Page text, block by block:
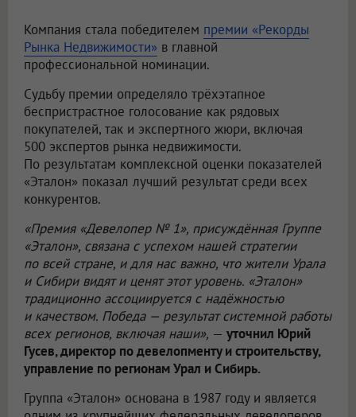
Компания стала победителем премии «Рекорды
Рынка Недвижимости» в главной
профессиональной номинации.
Судьбу премии определяло трёхэтапное
беспристрастное голосование как рядовых
покупателей, так и экспертного жюри, включая
500 экспертов рынка недвижимости.
По результатам комплексной оценки показателей
«Эталон» показал лучший результат среди всех
конкурентов.
«Премия «Девелопер № 1», присуждённая Группе
«Эталон», связана с успехом нашей стратегии
по всей стране, и для нас важно, что жители Урала
и Сибири видят и ценят этот уровень. «Эталон»
традиционно ассоциируется с надёжностью
и качеством. Победа — результат системной работы
всех регионов, включая наши», — уточнил Юрий
Гусев, директор по девелопменту и строительству,
управление по регионам Урал и Сибирь.
Группа «Эталон» основана в 1987 году и является